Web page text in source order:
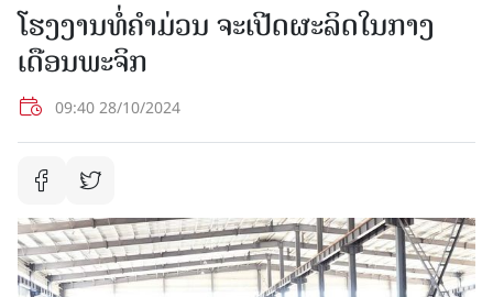
ໂຮງງານທໍ່ຄໍາມ່ວນ ຈະເປີດຜະລິດໃນກາງ
ເດືອນພະຈິກ
09:40 28/10/2024